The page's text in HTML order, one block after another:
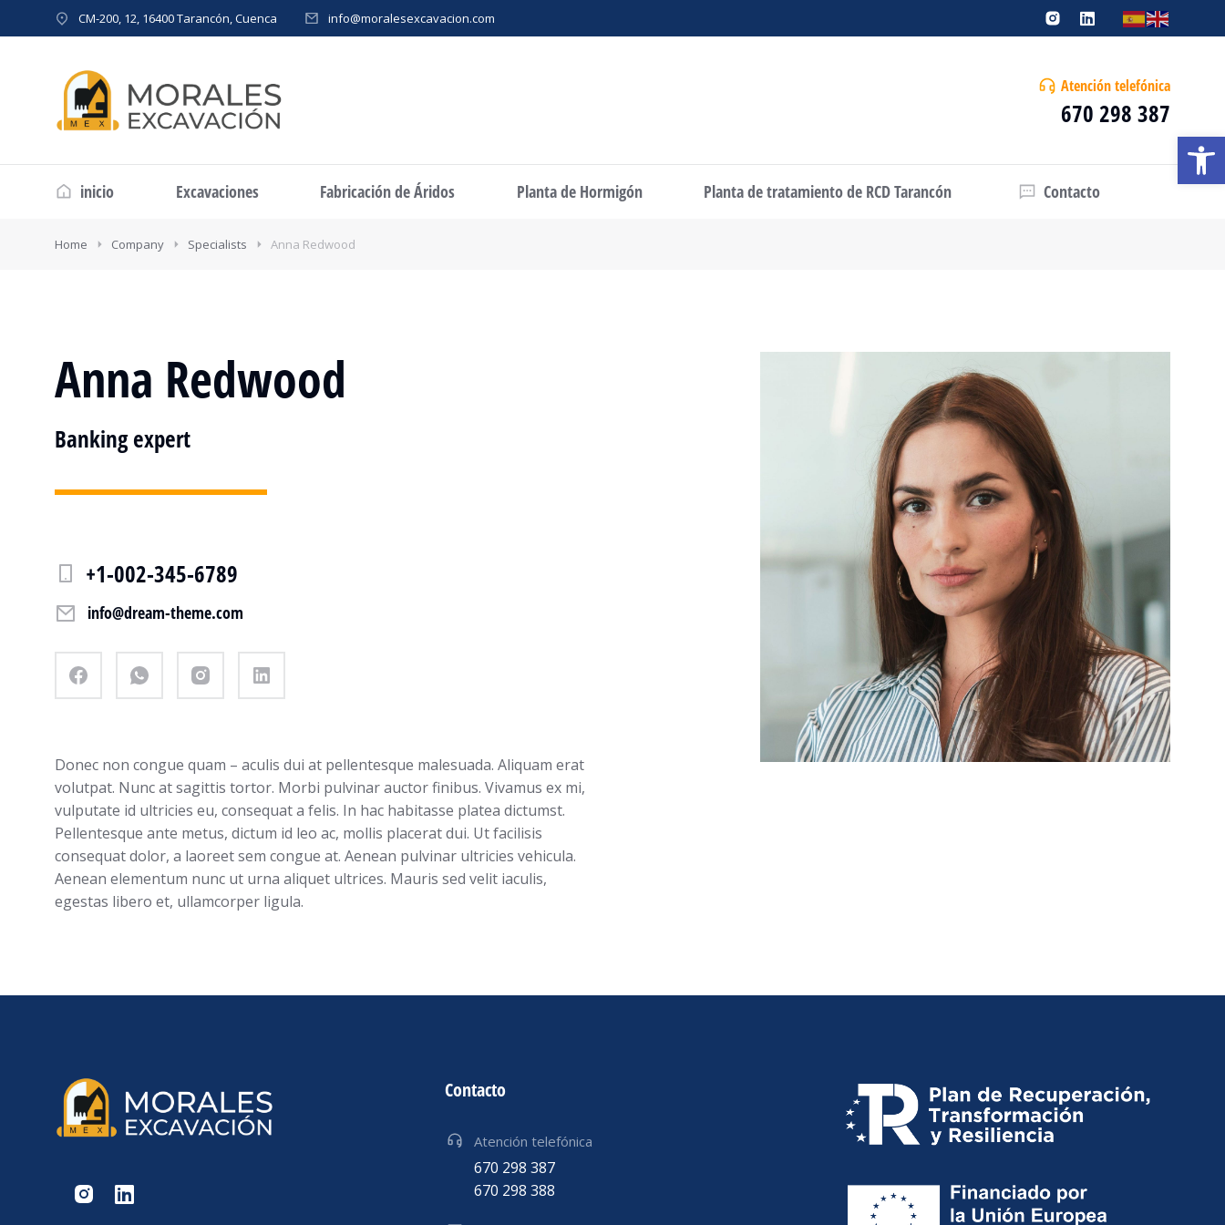
CM-200, 12, 16400 Tarancón, Cuenca info@moralesexcavacion.com
Atención telefónica
670 298 387
inicio Excavaciones Fabricación de Áridos Planta de Hormigón Planta de tratamiento de RCD Tarancón Contacto
Home Company Specialists Anna Redwood
Anna Redwood
Banking expert
+1-002-345-6789
info@dream-theme.com
Donec non congue quam – aculis dui at pellentesque malesuada. Aliquam erat
volutpat. Nunc at sagittis tortor. Morbi pulvinar auctor finibus. Vivamus ex mi,
vulputate id ultricies eu, consequat a felis. In hac habitasse platea dictumst.
Pellentesque ante metus, dictum id leo ac, mollis placerat dui. Ut facilisis
consequat dolor, a laoreet sem congue at. Aenean pulvinar ultricies vehicula.
Aenean elementum nunc ut urna aliquet ultrices. Mauris sed velit iaculis,
egestas libero et, ullamcorper ligula.
Contacto
Atención telefónica
670 298 387
670 298 388